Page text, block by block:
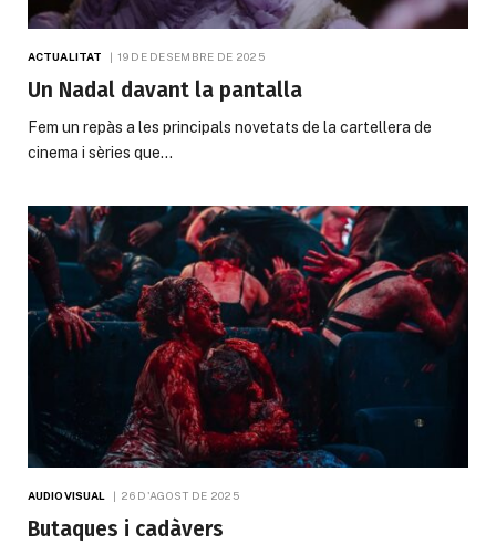
ACTUALITAT 19 DE DESEMBRE DE 2025
Un Nadal davant la pantalla
Fem un repàs a les principals novetats de la cartellera de
cinema i sèries que…
AUDIOVISUAL 26 D'AGOST DE 2025
Butaques i cadàvers